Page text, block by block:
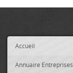
Accueil
Annuaire Entreprises